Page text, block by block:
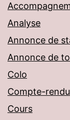
Analyse
Annonce de
Annonce de
Colo
Compte-rendu
Cours